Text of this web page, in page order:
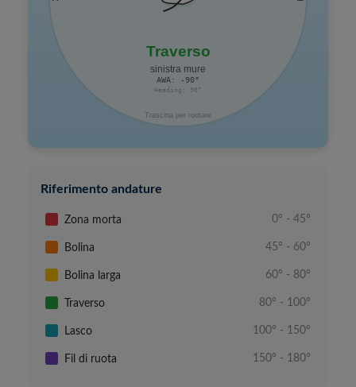
Riferimento andature
Zona morta 0° - 45°
Bolina 45° - 60°
Bolina larga 60° - 80°
Traverso 80° - 100°
Lasco 100° - 150°
Fil di ruota 150° - 180°